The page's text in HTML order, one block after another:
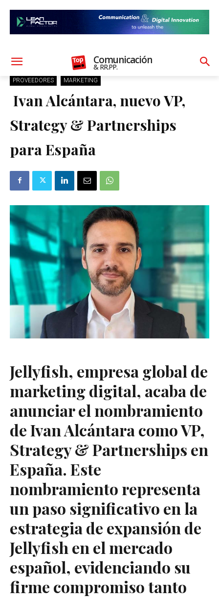
Comunicación
& RR.PP.
PROVEEDORES MARKETING
Ivan Alcántara, nuevo VP,
Strategy & Partnerships
para España
Jellyfish, empresa global de
marketing digital, acaba de
anunciar el nombramiento
de Ivan Alcántara como VP,
Strategy & Partnerships en
España. Este
nombramiento representa
un paso significativo en la
estrategia de expansión de
Jellyfish en el mercado
español, evidenciando su
firme compromiso tanto